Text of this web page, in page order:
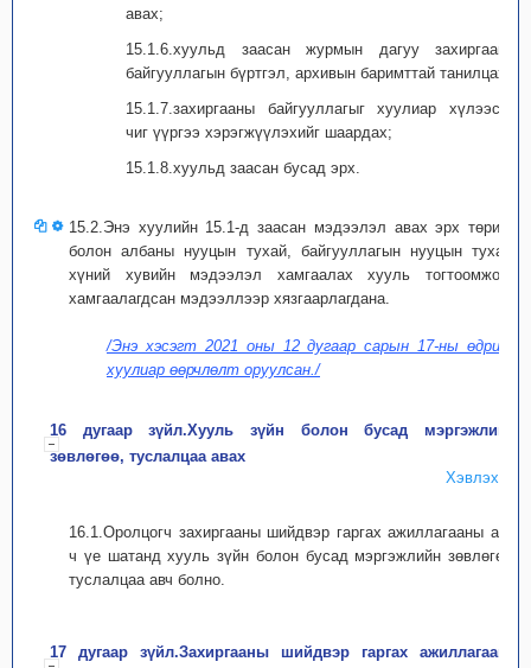
авах;
15.1.6.хуульд заасан журмын дагуу захиргааны
байгууллагын бүртгэл, архивын баримттай танилцах;
15.1.7.захиргааны байгууллагыг хуулиар хүлээсэн
чиг үүргээ хэрэгжүүлэхийг шаардах;
15.1.8.хуульд заасан бусад эрх.
15.2.Энэ хуулийн 15.1-д заасан мэдээлэл авах эрх төрийн
болон албаны нууцын тухай, байгууллагын нууцын тухай,
хүний хувийн мэдээлэл хамгаалах хууль тогтоомжоор
хамгаалагдсан мэдээллээр хязгаарлагдана.
/Энэ хэсэгт 2021 оны 12 дугаар сарын 17-ны өдрийн
хуулиар өөрчлөлт оруулсан./
16 дугаар зүйл.Хууль зүйн болон бусад мэргэжлийн
зөвлөгөө, туслалцаа авах
Хэвлэх
16.1.Оролцогч захиргааны шийдвэр гаргах ажиллагааны аль
ч үе шатанд хууль зүйн болон бусад мэргэжлийн зөвлөгөө,
туслалцаа авч болно.
17 дугаар зүйл.Захиргааны шийдвэр гаргах ажиллагаанд